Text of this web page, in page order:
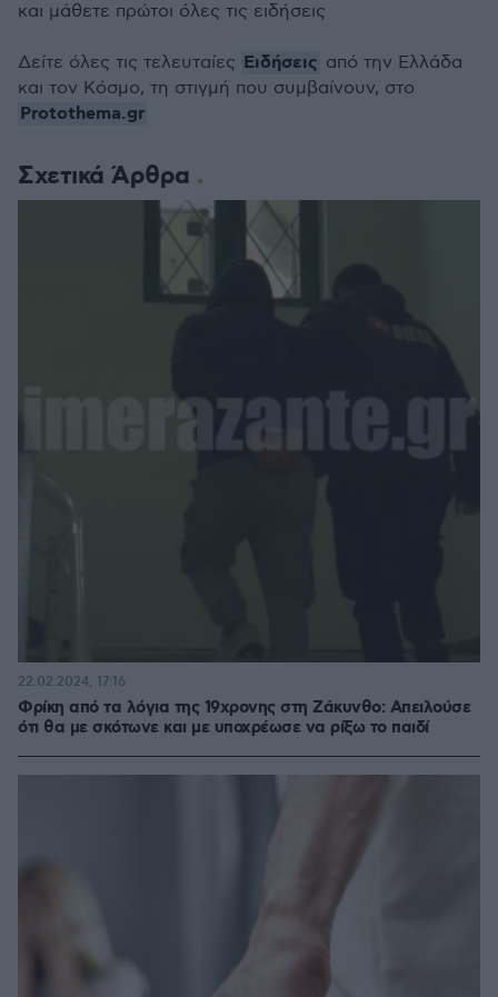
Σχετικά Άρθρα
Φρίκη από τα λόγια της 19χρονης στη Ζάκυνθο: Απειλούσε
ότι θα με σκότωνε και με υποχρέωσε να ρίξω το παιδί
22.02.2024, 17:16
και μάθετε πρώτοι όλες τις ειδήσεις
Δείτε όλες τις τελευταίες Ειδήσεις από την Ελλάδα
και τον Κόσμο, τη στιγμή που συμβαίνουν, στο
Protothema.gr